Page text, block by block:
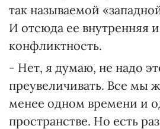
так называемой
И отсюда ее внутренняя
конфликтность.
- Нет, я думаю, не надо
преувеличивать. Все мы
менее одном времени и
пространстве. Но есть